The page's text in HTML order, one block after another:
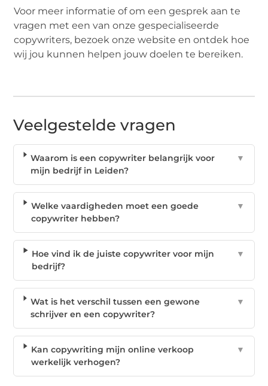
Voor meer informatie of om een gesprek aan te
vragen met een van onze gespecialiseerde
copywriters, bezoek onze website en ontdek hoe
wij jou kunnen helpen jouw doelen te bereiken.
Veelgestelde vragen
Waarom is een copywriter belangrijk voor
mijn bedrijf in Leiden?
▼
Welke vaardigheden moet een goede
copywriter hebben?
▼
Hoe vind ik de juiste copywriter voor mijn
bedrijf?
▼
Wat is het verschil tussen een gewone
schrijver en een copywriter?
▼
Kan copywriting mijn online verkoop
werkelijk verhogen?
▼